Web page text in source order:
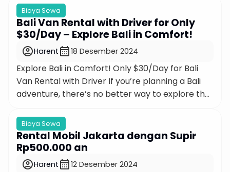
boleh terlewatkan adalah mobil pengantin.
Dengan sewa mobil pengantin dari penyedia
terpercaya, Anda tidak hanya mendapatkan
kendaraan yang mewah, tetapi juga
pengalaman yang luar biasa untuk memulai
perjalanan hidup […]
Biaya Sewa
Bali Van Rental with Driver for Only
$30/Day – Explore Bali in Comfort!
account_circleHarent calendar_month18 Desember 2024
Explore Bali in Comfort! Only $30/Day for Bali
Van Rental with Driver If you’re planning a Bali
adventure, there’s no better way to explore the
cultural spots than with a Bali van rental with
driver. For as little as $30 per day, you can travel
hassle-free with an experienced […]
Biaya Sewa
Rental Mobil Jakarta dengan Supir
Rp500.000 an
account_circleHarent calendar_month12 Desember 2024